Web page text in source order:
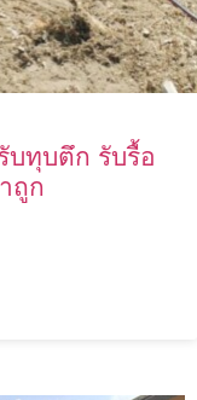
บทุบตึก รับรื้อ
ถูก